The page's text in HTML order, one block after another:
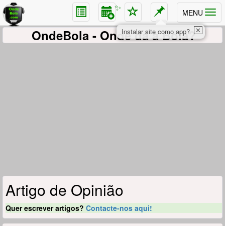
MENU
✨
OndeBola - Onde dá a Bola?
Artigo de Opinião
Quer escrever artigos? Contacte-nos aqui!
✕
Instalar site como app?